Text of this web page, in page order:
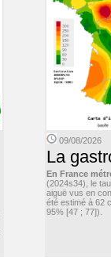
09/08/2026
La
En France
(2024s34), le
aiguë vus en
été estimé à 62
95% [47 ; 77]).